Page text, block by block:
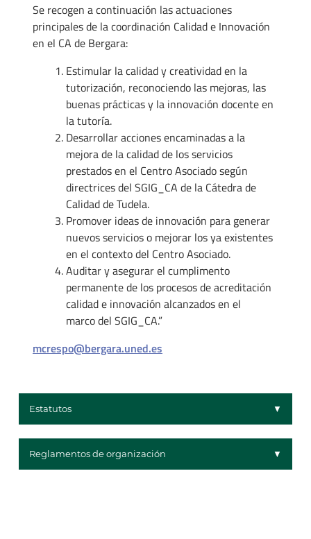
Se recogen a continuación las actuaciones
principales de la coordinación Calidad e Innovación
en el CA de Bergara:
Estimular la calidad y creatividad en la
tutorización, reconociendo las mejoras, las
buenas prácticas y la innovación docente en
la tutoría.
Desarrollar acciones encaminadas a la
mejora de la calidad de los servicios
prestados en el Centro Asociado según
directrices del SGIG_CA de la Cátedra de
Calidad de Tudela.
Promover ideas de innovación para generar
nuevos servicios o mejorar los ya existentes
en el contexto del Centro Asociado.
Auditar y asegurar el cumplimento
permanente de los procesos de acreditación
calidad e innovación alcanzados en el
marco del SGIG_CA.”
mcrespo@bergara.uned.es
Estatutos
Reglamentos de organización